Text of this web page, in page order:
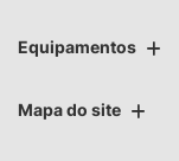
Equipamentos
Mapa do site